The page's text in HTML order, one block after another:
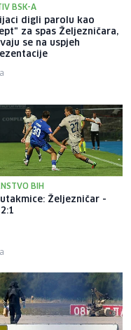
BSK-A
digli parolu kao
za spas Željezničara,
se na uspjeh
BIH
utakmice: Željezničar -